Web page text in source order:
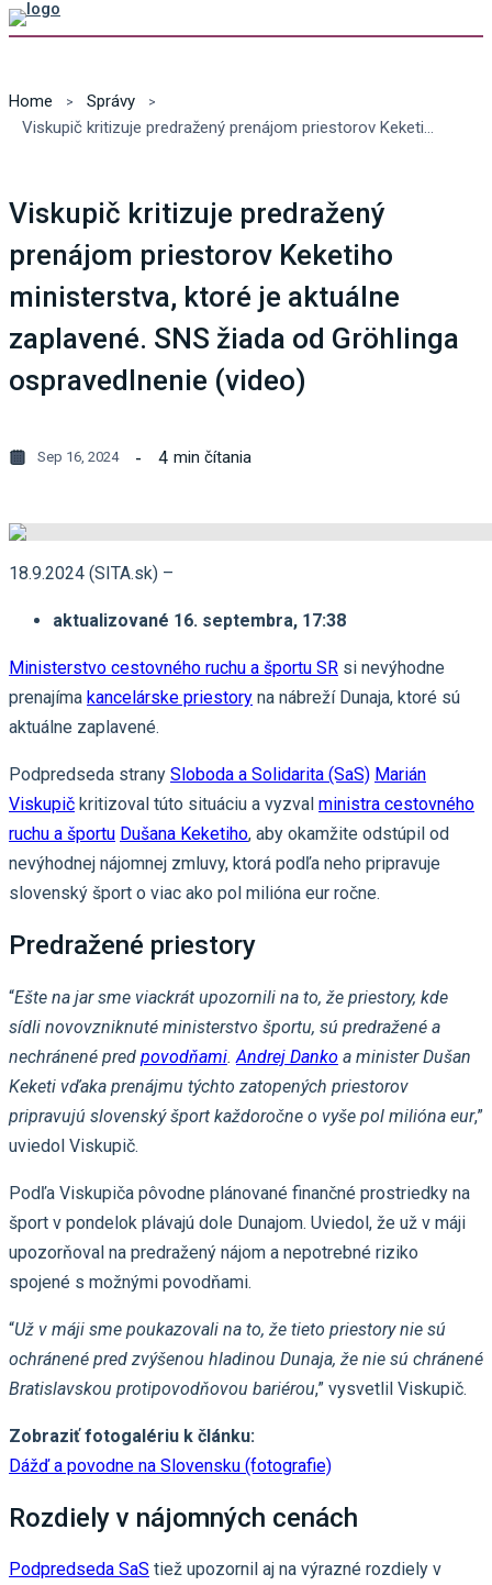
Home
Správy
Viskupič kritizuje predražený prenájom priestorov Keketiho ministerstva, ktoré je aktuálne zaplavené. SNS žiada od Gröhlinga ospravedlnenie (video)
Viskupič kritizuje predražený
prenájom priestorov Keketiho
ministerstva, ktoré je aktuálne
zaplavené. SNS žiada od Gröhlinga
ospravedlnenie (video)
Sep 16, 2024 4 min čítania
18.9.2024 (SITA.sk) –
aktualizované 16. septembra, 17:38
Ministerstvo cestovného ruchu a športu SR si nevýhodne
prenajíma kancelárske priestory na nábreží Dunaja, ktoré sú
aktuálne zaplavené.
Podpredseda strany Sloboda a Solidarita (SaS) Marián
Viskupič kritizoval túto situáciu a vyzval ministra cestovného
ruchu a športu Dušana Keketiho, aby okamžite odstúpil od
nevýhodnej nájomnej zmluvy, ktorá podľa neho pripravuje
slovenský šport o viac ako pol milióna eur ročne.
Predražené priestory
“Ešte na jar sme viackrát upozornili na to, že priestory, kde
sídli novovzniknuté ministerstvo športu, sú predražené a
nechránené pred povodňami. Andrej Danko a minister Dušan
Keketi vďaka prenájmu týchto zatopených priestorov
pripravujú slovenský šport každoročne o vyše pol milióna eur,”
uviedol Viskupič.
Podľa Viskupiča pôvodne plánované finančné prostriedky na
šport v pondelok plávajú dole Dunajom. Uviedol, že už v máji
upozorňoval na predražený nájom a nepotrebné riziko
spojené s možnými povodňami.
“Už v máji sme poukazovali na to, že tieto priestory nie sú
ochránené pred zvýšenou hladinou Dunaja, že nie sú chránené
Bratislavskou protipovodňovou bariérou,” vysvetlil Viskupič.
Zobraziť fotogalériu k článku:
Dážď a povodne na Slovensku (fotografie)
Rozdiely v nájomných cenách
Podpredseda SaS tiež upozornil aj na výrazné rozdiely v